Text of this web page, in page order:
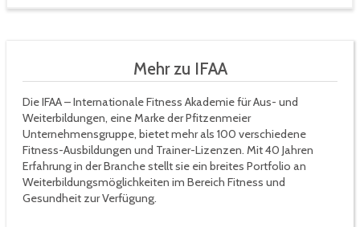
Mehr zu IFAA
Die IFAA – Internationale Fitness Akademie für Aus- und
Weiterbildungen, eine Marke der Pfitzenmeier
Unternehmensgruppe, bietet mehr als 100 verschiedene
Fitness-Ausbildungen und Trainer-Lizenzen. Mit 40 Jahren
Erfahrung in der Branche stellt sie ein breites Portfolio an
Weiterbildungsmöglichkeiten im Bereich Fitness und
Gesundheit zur Verfügung.